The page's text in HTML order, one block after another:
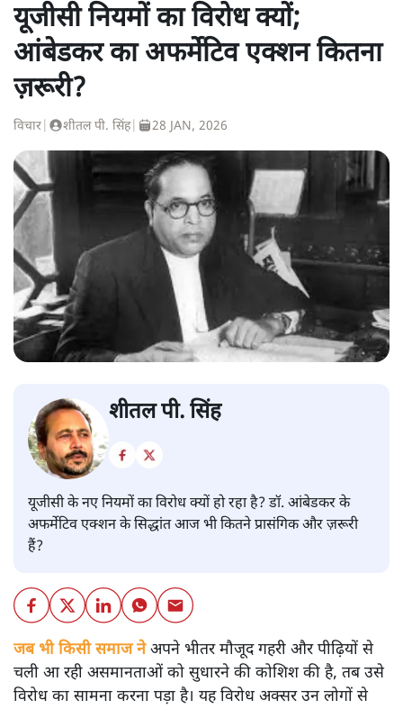
यूजीसी नियमों का विरोध क्यों;
आंबेडकर का अफर्मेटिव एक्शन कितना
ज़रूरी?
विचार शीतल पी. सिंह| 28 JAN, 2026
शीतल पी. सिंह
यूजीसी के नए नियमों का विरोध क्यों हो रहा है? डॉ. आंबेडकर के
अफर्मेटिव एक्शन के सिद्धांत आज भी कितने प्रासंगिक और ज़रूरी
हैं?
जब भी किसी समाज नेअपने भीतर मौजूद गहरी और पीढ़ियों से
चली आ रही असमानताओं को सुधारने की कोशिश की है, तब उसे
विरोध का सामना करना पड़ा है। यह विरोध अक्सर उन लोगों से